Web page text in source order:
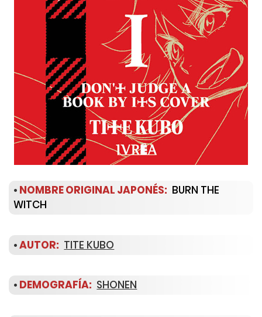
• NOMBRE ORIGINAL JAPONÉS: BURN THE
WITCH
•AUTOR: TITE KUBO
• DEMOGRAFÍA: SHONEN